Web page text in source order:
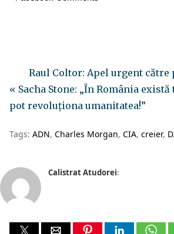
Raul Coltor: Apel urgent
« Sacha Stone: „În România
pot revoluționa umanitatea!”
Tags: ADN Charles Morgan CIA creier
Calistrat Atudorei: